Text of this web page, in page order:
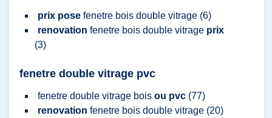
prix pose fenetre bois double vitrage (6)
renovation fenetre bois double vitrage prix
(3)
fenetre double vitrage pvc
fenetre double vitrage bois ou pvc (77)
renovation fenetre bois double vitrage (20)